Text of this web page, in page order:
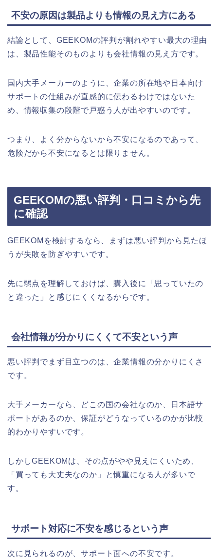
不安の原因は製品よりも情報の見え方にある
結論として、GEEKOMの評判が割れやすい最大の理由
は、製品性能そのものよりも会社情報の見え方です。
国内大手メーカーのように、企業の所在地や日本向け
サポートの仕組みが直感的に伝わるわけではないた
め、情報収集の段階で戸惑う人が出やすいのです。
つまり、よく分からないから不安になるのであって、
危険だから不安になるとは限りません。
GEEKOMの悪い評判・口コミから先
に確認
GEEKOMを検討するなら、まずは悪い評判から見たほ
うが失敗を防ぎやすいです。
先に弱点を理解しておけば、購入後に「思っていたの
と違った」と感じにくくなるからです。
会社情報が分かりにくくて不安という声
悪い評判でまず目立つのは、企業情報の分かりにくさ
です。
大手メーカーなら、どこの国の会社なのか、日本語サ
ポートがあるのか、保証がどうなっているのかが比較
的わかりやすいです。
しかしGEEKOMは、その点がやや見えにくいため、
「買っても大丈夫なのか」と慎重になる人が多いで
す。
サポート対応に不安を感じるという声
次に見られるのが、サポート面への不安です。